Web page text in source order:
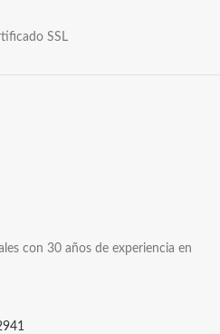
SSL
con 30 años de experiencia en